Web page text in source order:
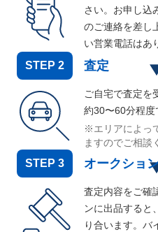
さい。お申し込
のご連絡を差し
い営業電話はあ
STEP 2 査定
ご自宅で査定を
約30〜60分程度
※エリアによっ
ますのでご相談
STEP 3 オークショ
査定内容をご確
ンに出品すると
り合います。バ